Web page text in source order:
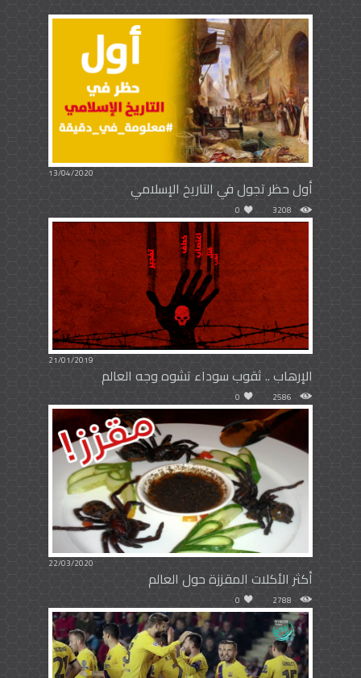
13/04/2020
أول حظر تجول في التاريخ الإسلامي
3208
0
21/01/2019
الإرهاب .. ثقوب سوداء تشوه وجه العالم
2586
0
22/03/2020
أكثر الأكلات المقززة حول العالم
2788
0